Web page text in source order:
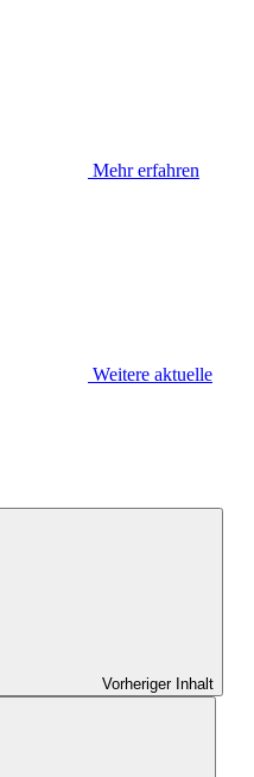
Mehr erfahren
Weitere aktuelle
Vorheriger Inhalt